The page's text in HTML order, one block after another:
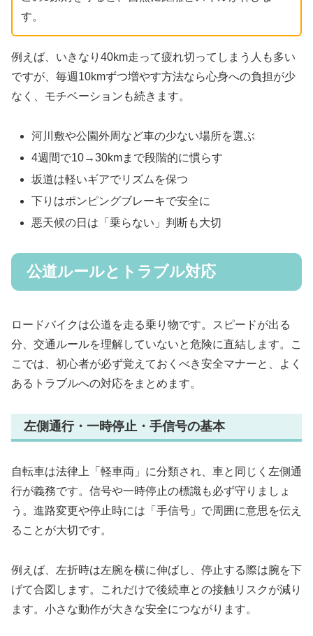
す。
例えば、いきなり40km走って疲れ切ってしまう人も多い
ですが、毎週10kmずつ増やす方法なら心身への負担が少
なく、モチベーションも続きます。
河川敷や公園外周など車の少ない場所を選ぶ
4週間で10→30kmまで段階的に慣らす
坂道は軽いギアでリズムを保つ
下りはポンピングブレーキで安全に
悪天候の日は「乗らない」判断も大切
公道ルールとトラブル対応
ロードバイクは公道を走る乗り物です。スピードが出る
分、交通ルールを理解していないと危険に直結します。こ
こでは、初心者が必ず覚えておくべき安全マナーと、よく
あるトラブルへの対応をまとめます。
左側通行・一時停止・手信号の基本
自転車は法律上「軽車両」に分類され、車と同じく左側通
行が義務です。信号や一時停止の標識も必ず守りましょ
う。進路変更や停止時には「手信号」で周囲に意思を伝え
ることが大切です。
例えば、左折時は左腕を横に伸ばし、停止する際は腕を下
げて合図します。これだけで後続車との接触リスクが減り
ます。小さな動作が大きな安全につながります。